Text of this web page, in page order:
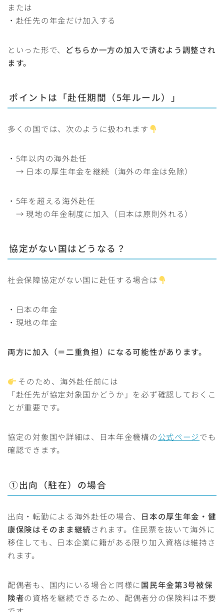
または
・赴任先の年金だけ加入する
といった形で、 どちらか一方の加入で済むよう調整され
ます。
ポイントは「赴任期間（5年ルール）」
多くの国では、次のように扱われます
・5年以内の海外赴任
→ 日本の厚生年金を継続（海外の年金は免除）
・5年を超える海外赴任
→ 現地の年金制度に加入（日本は原則外れる）
協定がない国はどうなる？
社会保障協定がない国に赴任する場合は
・日本の年金
・現地の年金
両方に加入（＝二重負担）になる可能性があります。
そのため、海外赴任前には
「赴任先が協定対象国かどうか」を必ず確認しておくこ
とが重要です。
協定の対象国や詳細は、日本年金機構の公式ページでも
確認できます。
①出向（駐在）の場合
出向・転勤による海外赴任の場合、 日本の厚生年金・健
康保険はそのまま継続されます。住民票を抜いて海外に
移住しても、日本企業に籍がある限り加入資格は維持さ
れます。
配偶者も、国内にいる場合と同様に国民年金第3号被保
険者の資格を継続できるため、配偶者分の保険料は不要